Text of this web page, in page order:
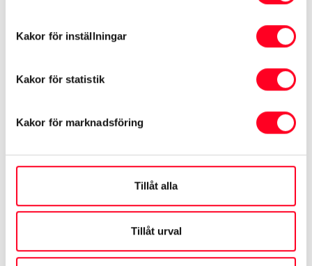
Kakor för inställningar
Kakor för statistik
Kakor för marknadsföring
Tillåt alla
Tillåt urval